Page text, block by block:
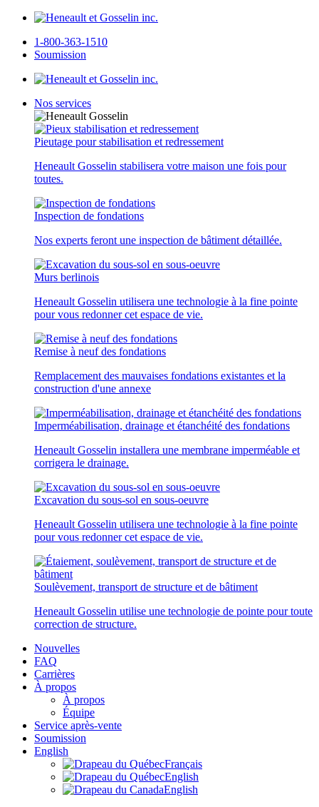
1-800-363-1510
Soumission
Nos services
Pieutage pour stabilisation et redressement
Heneault Gosselin stabilisera votre maison une fois pour
toutes.
Inspection de fondations
Nos experts feront une inspection de bâtiment détaillée.
Murs berlinois
Heneault Gosselin utilisera une technologie à la fine pointe
pour vous redonner cet espace de vie.
Remise à neuf des fondations
Remplacement des mauvaises fondations existantes et la
construction d'une annexe
Imperméabilisation, drainage et étanchéité des fondations
Heneault Gosselin installera une membrane imperméable et
corrigera le drainage.
Excavation du sous-sol en sous-oeuvre
Heneault Gosselin utilisera une technologie à la fine pointe
pour vous redonner cet espace de vie.
Soulèvement, transport de structure et de bâtiment
Heneault Gosselin utilise une technologie de pointe pour toute
correction de structure.
Nouvelles
FAQ
Carrières
À propos
À propos
Équipe
Service après-vente
Soumission
English
Français
English
English